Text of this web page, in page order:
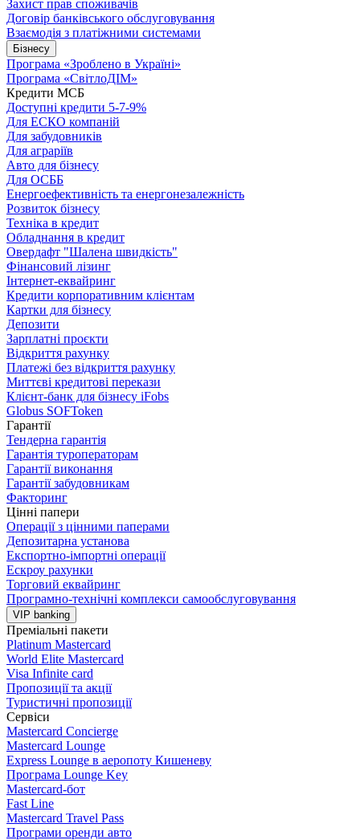
Захист прав споживачів
Договір банківського обслуговування
Взаємодія з платіжними системами
Бізнесу
Програма «Зроблено в Україні»
Програма «СвітлоДІМ»
Кредити МСБ
Доступні кредити 5-7-9%
Для ЕСКО компаній
Для забудовників
Для аграріїв
Авто для бізнесу
Для ОСББ
Енергоефективність та енергонезалежність
Розвиток бізнесу
Техніка в кредит
Обладнання в кредит
Овердафт "Шалена швидкість"
Фінансовий лізинг
Інтернет-еквайринг
Кредити корпоративним клієнтам
Картки для бізнесу
Депозити
Зарплатні проєкти
Відкриття рахунку
Платежі без відкриття рахунку
Миттєві кредитові перекази
Клієнт-банк для бізнесу iFobs
Globus SOFToken
Гарантії
Тендерна гарантія
Гарантія туроператорам
Гарантії виконання
Гарантії забудовникам
Факторинг
Цінні папери
Операції з цінними паперами
Депозитарна установа
Експортно-імпортні операції
Ескроу рахунки
Торговий еквайринг
Програмно-технічні комплекси самообслуговування
VIP banking
Преміальні пакети
Platinum Mastercard
World Elite Mastercard
Visa Infinite card
Пропозиції та акції
Туристичні пропозиції
Сервіси
Mastercard Concierge
Masterсard Lounge
Express Lounge в аеропоту Кишеневу
Програма Lounge Key
Masterсard-бот
Fast Line
Mastercard Travel Pass
Програми оренди авто